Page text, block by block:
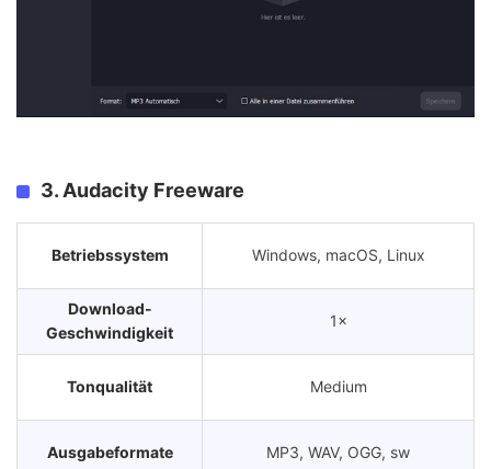
3. Audacity Freeware
Betriebssystem Windows, macOS, Linux
Download-
Geschwindigkeit
1×
Tonqualität Medium
Ausgabeformate MP3, WAV, OGG, sw